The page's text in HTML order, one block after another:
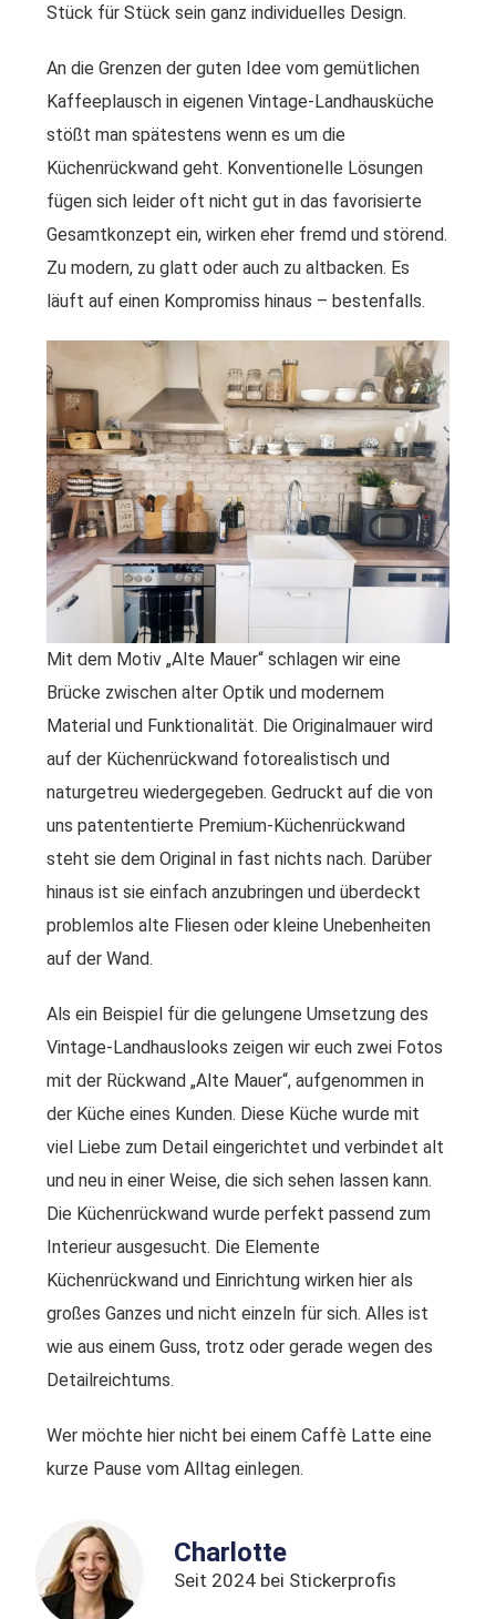
Stück für Stück sein ganz individuelles Design.
An die Grenzen der guten Idee vom gemütlichen
Kaffeeplausch in eigenen Vintage-Landhausküche
stößt man spätestens wenn es um die
Küchenrückwand geht. Konventionelle Lösungen
fügen sich leider oft nicht gut in das favorisierte
Gesamtkonzept ein, wirken eher fremd und störend.
Zu modern, zu glatt oder auch zu altbacken. Es
läuft auf einen Kompromiss hinaus – bestenfalls.
Mit dem Motiv „Alte Mauer“ schlagen wir eine
Brücke zwischen alter Optik und modernem
Material und Funktionalität. Die Originalmauer wird
auf der Küchenrückwand fotorealistisch und
naturgetreu wiedergegeben. Gedruckt auf die von
uns patententierte Premium-Küchenrückwand
steht sie dem Original in fast nichts nach. Darüber
hinaus ist sie einfach anzubringen und überdeckt
problemlos alte Fliesen oder kleine Unebenheiten
auf der Wand.
Als ein Beispiel für die gelungene Umsetzung des
Vintage-Landhauslooks zeigen wir euch zwei Fotos
mit der Rückwand „Alte Mauer“, aufgenommen in
der Küche eines Kunden. Diese Küche wurde mit
viel Liebe zum Detail eingerichtet und verbindet alt
und neu in einer Weise, die sich sehen lassen kann.
Die Küchenrückwand wurde perfekt passend zum
Interieur ausgesucht. Die Elemente
Küchenrückwand und Einrichtung wirken hier als
großes Ganzes und nicht einzeln für sich. Alles ist
wie aus einem Guss, trotz oder gerade wegen des
Detailreichtums.
Wer möchte hier nicht bei einem Caffè Latte eine
kurze Pause vom Alltag einlegen.
Charlotte
Seit 2024 bei Stickerprofis